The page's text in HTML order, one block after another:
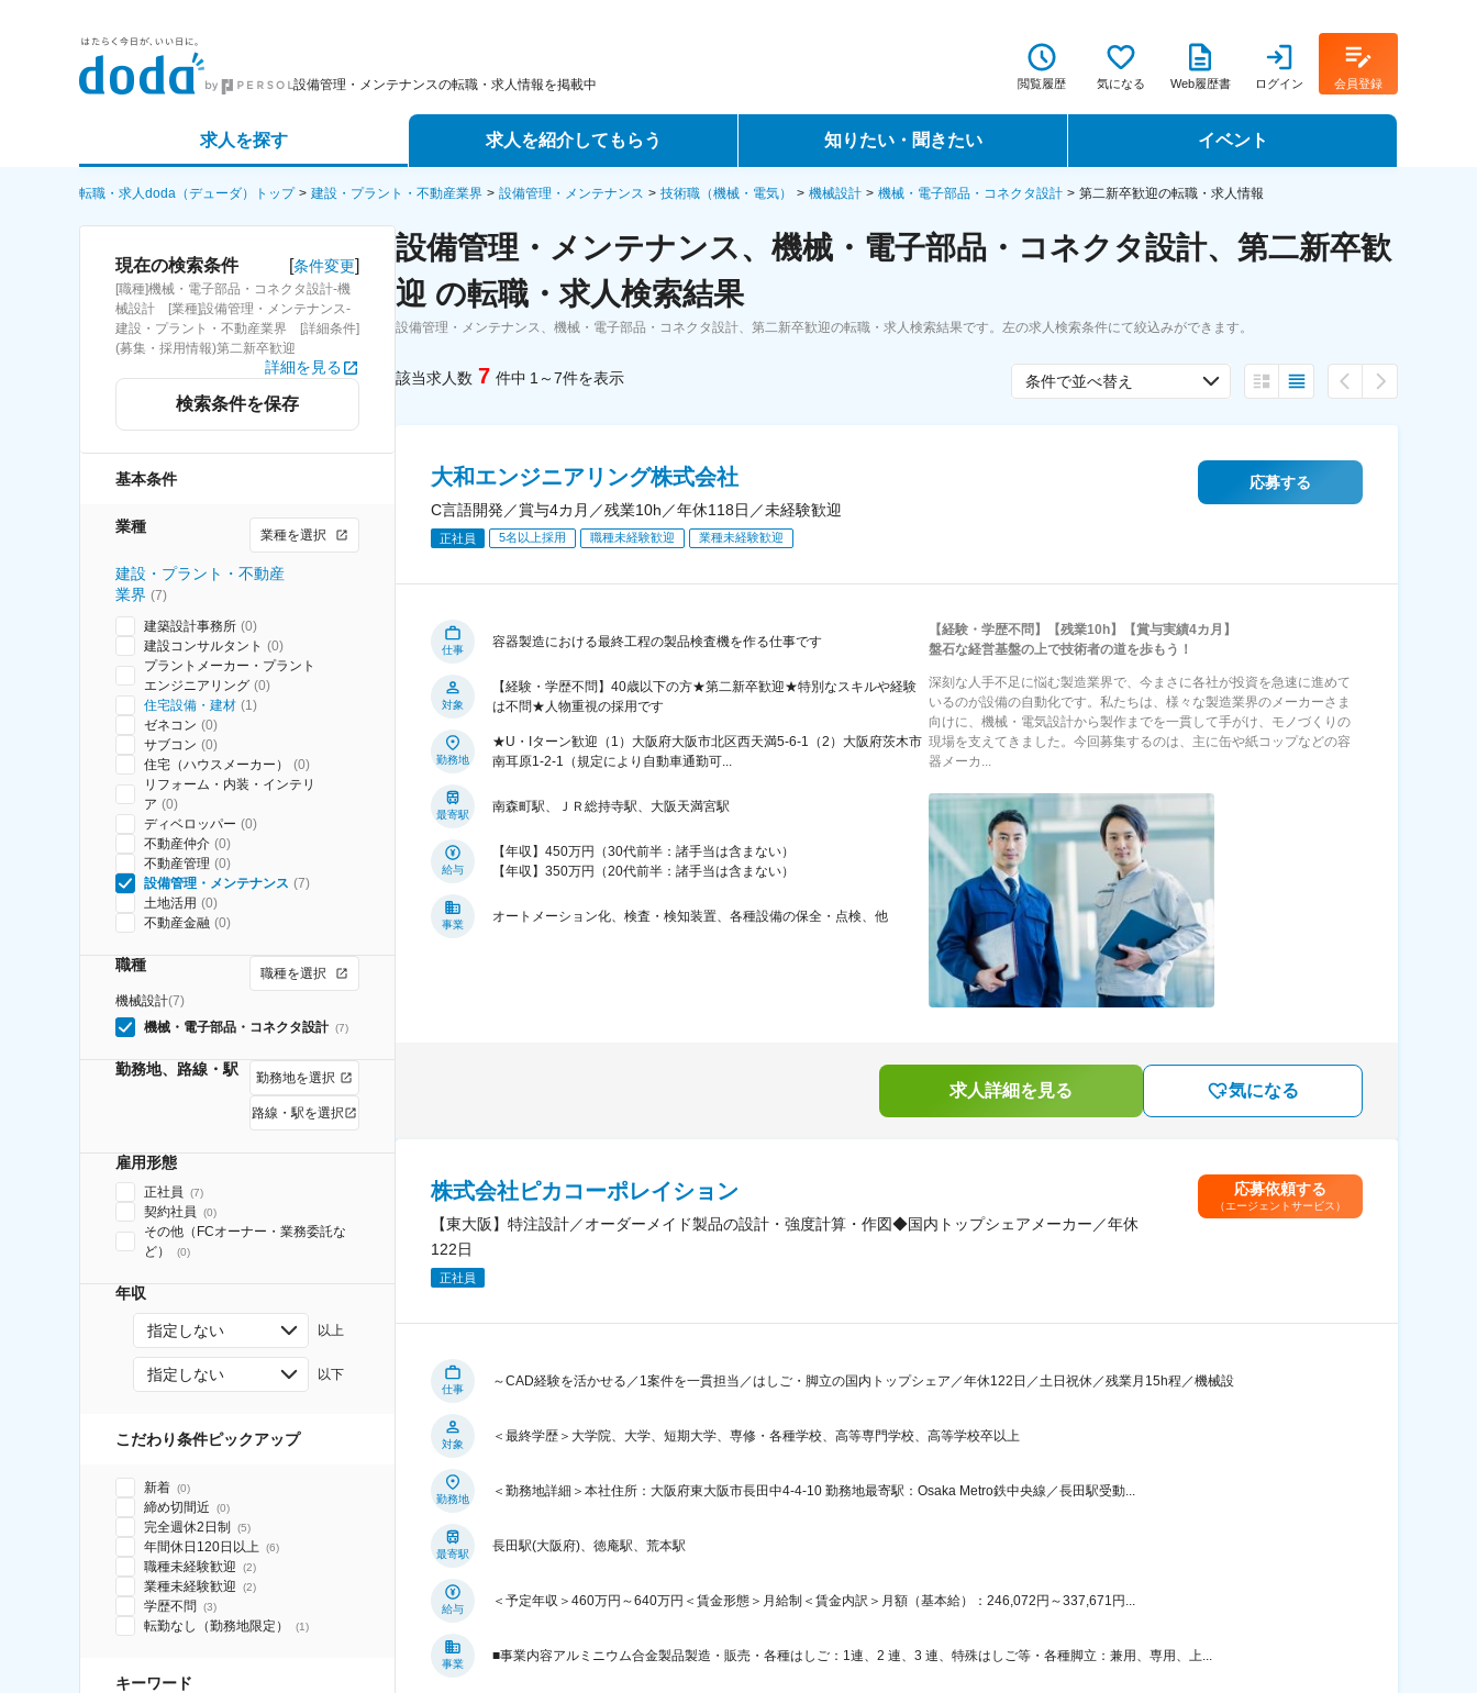
設備管理・メンテナンスの転職・求人情報を掲載中 閲覧履歴 気になる Web履歴書 ログイン 会員登録
求人を探す
詳細条件から探す
求人特集から探す
求人を紹介してもらう
エージェントサービス
スカウトサービス
パートナーエージェントサービス
知りたい・聞きたい
転職ノウハウ
データで見る転職
イベント
転職イベント・転職セミナー
転職フェア
転職・求人doda（デューダ）トップ 建設・プラント・不動産業界 設備管理・メンテナンス 技術職（機械・電気） 機械設計 機械・電子部品・コネクタ設計 第二新卒歓迎の転職・求人情報
現在の検索条件 [条件変更]
[職種]機械・電子部品・コネクタ設計-機
械設計 [業種]設備管理・メンテナンス-
建設・プラント・不動産業界 [詳細条件]
(募集・採用情報)第二新卒歓迎
詳細を見る
検索条件を保存
基本条件
業種 業種を選択
建設・プラント・不動産
業界 (7)
建築設計事務所 (0)
建設コンサルタント (0)
プラントメーカー・プラント
エンジニアリング (0)
住宅設備・建材 (1)
ゼネコン (0)
サブコン (0)
住宅（ハウスメーカー）
(0)
リフォーム・内装・インテリ
ア (0)
ディベロッパー (0)
不動産仲介 (0)
不動産管理 (0)
設備管理・メンテナンス (7)
土地活用 (0)
不動産金融 (0)
職種
職種を選択
機械設計(7)
機械・電子部品・コネクタ設計 (7)
勤務地、路線・駅 勤務地を選択
路線・駅を選択
雇用形態
正社員 (7)
契約社員 (0)
その他（FCオーナー・業務委託な
ど）
(0)
年収
指定しない 以上
指定しない 以下
こだわり条件ピックアップ
新着 (0)
締め切間近 (0)
完全週休2日制 (5)
年間休日120日以上 (6)
職種未経験歓迎 (2)
業種未経験歓迎 (2)
学歴不問 (3)
転勤なし（勤務地限定） (1)
キーワード
設備管理・メンテナンス、機械・電子部品・コネクタ設計、第二新卒歓
迎 の転職・求人検索結果
設備管理・メンテナンス、機械・電子部品・コネクタ設計、第二新卒歓迎の転職・求人検索結果です。左の求人検索条件にて絞込みができます。
該当求人数 7 件中 1～7件を表示 条件で並べ替え
大和エンジニアリング株式会社
C言語開発／賞与4カ月／残業10h／年休118日／未経験歓迎
正社員 5名以上採用 職種未経験歓迎 業種未経験歓迎
応募する
仕事
容器製造における最終工程の製品検査機を作る仕事です
対象
【経験・学歴不問】40歳以下の方★第二新卒歓迎★特別なスキルや経験
は不問★人物重視の採用です
勤務地
★U・Iターン歓迎（1）大阪府大阪市北区西天満5-6-1（2）大阪府茨木市
南耳原1-2-1（規定により自動車通勤可...
最寄駅
南森町駅、ＪＲ総持寺駅、大阪天満宮駅
給与
【年収】450万円（30代前半：諸手当は含まない）
【年収】350万円（20代前半：諸手当は含まない）
事業
オートメーション化、検査・検知装置、各種設備の保全・点検、他
【経験・学歴不問】【残業10h】【賞与実績4カ月】
盤石な経営基盤の上で技術者の道を歩もう！
深刻な人手不足に悩む製造業界で、今まさに各社が投資を急速に進めて
いるのが設備の自動化です。私たちは、様々な製造業界のメーカーさま
向けに、機械・電気設計から製作までを一貫して手がけ、モノづくりの
現場を支えてきました。今回募集するのは、主に缶や紙コップなどの容
器メーカ...
求人詳細を見る 気になる
株式会社ピカコーポレイション
【東大阪】特注設計／オーダーメイド製品の設計・強度計算・作図◆国内トップシェアメーカー／年休
122日
正社員
応募依頼する
（エージェントサービス）
仕事
～CAD経験を活かせる／1案件を一貫担当／はしご・脚立の国内トップシェア／年休122日／土日祝休／残業月15h程／機械設
対象
＜最終学歴＞大学院、大学、短期大学、専修・各種学校、高等専門学校、高等学校卒以上
勤務地
＜勤務地詳細＞本社住所：大阪府東大阪市長田中4-4-10 勤務地最寄駅：Osaka Metro鉄中央線／長田駅受動...
最寄駅
長田駅(大阪府)、徳庵駅、荒本駅
給与
＜予定年収＞460万円～640万円＜賃金形態＞月給制＜賃金内訳＞月額（基本給）：246,072円～337,671円...
事業
■事業内容アルミニウム合金製品製造・販売・各種はしご：1連、2 連、3 連、特殊はしご等・各種脚立：兼用、専用、上...